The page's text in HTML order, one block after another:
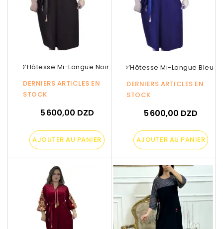
Robe D’Hôtesse Mi-Longue Noir Avec...
DERNIERS ARTICLES EN
STOCK
5 600,00 DZD
AJOUTER AU PANIER
Robe D’Hôtesse Mi-Longue Bleu
DERNIERS ARTICLES EN
STOCK
5 600,00 DZD
AJOUTER AU PANIER